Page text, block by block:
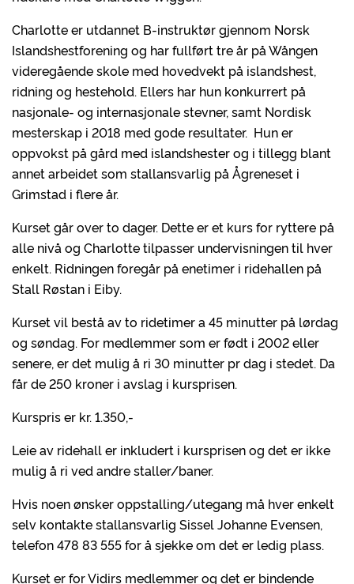
Charlotte er utdannet B-instruktør gjennom Norsk
Islandshestforening og har fullført tre år på Wången
videregående skole med hovedvekt på islandshest,
ridning og hestehold. Ellers har hun konkurrert på
nasjonale- og internasjonale stevner, samt Nordisk
mesterskap i 2018 med gode resultater. Hun er
oppvokst på gård med islandshester og i tillegg blant
annet arbeidet som stallansvarlig på Ågreneset i
Grimstad i flere år.
Kurset går over to dager. Dette er et kurs for ryttere på
alle nivå og Charlotte tilpasser undervisningen til hver
enkelt. Ridningen foregår på enetimer i ridehallen på
Stall Røstan i Eiby.
Kurset vil bestå av to ridetimer a 45 minutter på lørdag
og søndag. For medlemmer som er født i 2002 eller
senere, er det mulig å ri 30 minutter pr dag i stedet. Da
får de 250 kroner i avslag i kursprisen.
Kurspris er kr. 1.350,-
Leie av ridehall er inkludert i kursprisen og det er ikke
mulig å ri ved andre staller/baner.
Hvis noen ønsker oppstalling/utegang må hver enkelt
selv kontakte stallansvarlig Sissel Johanne Evensen,
telefon 478 83 555 for å sjekke om det er ledig plass.
Kurset er for Vidirs medlemmer og det er bindende